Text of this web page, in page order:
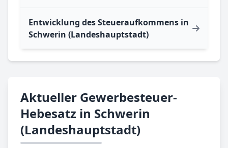
Entwicklung des Steueraufkommens in
Schwerin (Landeshauptstadt)
Aktueller Gewerbesteuer-
Hebesatz in Schwerin
(Landeshauptstadt)